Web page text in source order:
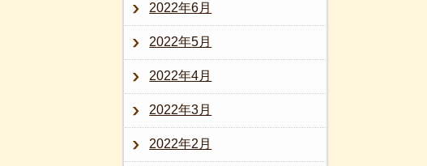
2022年6月
2022年5月
2022年4月
2022年3月
2022年2月